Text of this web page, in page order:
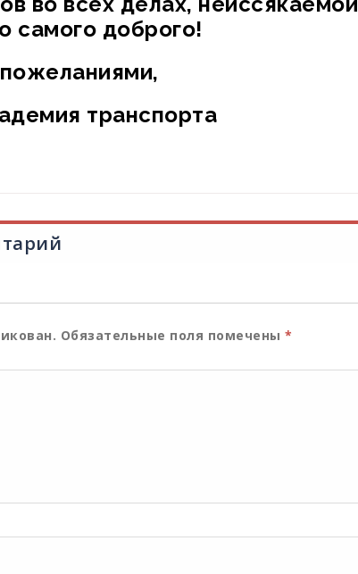
самого доброго!
транспорта
Обязательные поля помечены *